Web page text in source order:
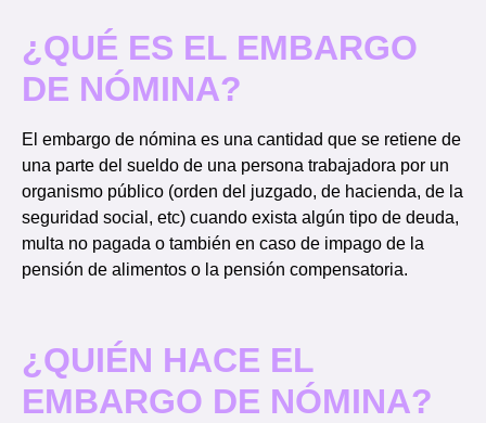
¿QUÉ ES EL EMBARGO
DE NÓMINA?
El embargo de nómina es una cantidad que se retiene de
una parte del sueldo de una persona trabajadora por un
organismo público (orden del juzgado, de hacienda, de la
seguridad social, etc) cuando exista algún tipo de deuda,
multa no pagada o también en caso de impago de la
pensión de alimentos o la pensión compensatoria.
¿QUIÉN HACE EL
EMBARGO DE NÓMINA?